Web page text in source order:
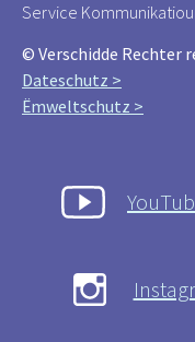
Service
© Verschidde Rechter
Dateschutz >
Ëmweltschutz >